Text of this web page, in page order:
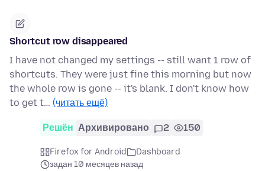
Shortcut row disappeared
I have not changed my settings -- still want 1 row of
shortcuts. They were just fine this morning but now
the whole row is gone -- it's blank. I don't know how
to get t… (читать ещё)
Решён Архивировано 2 150
Firefox for Android
Dashboard
задан 10 месяцев назад